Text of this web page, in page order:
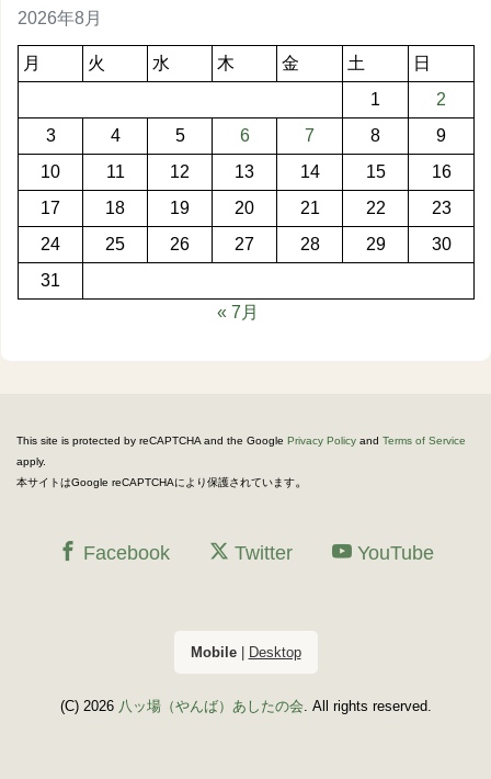
2026年8月
月 火 水 木 金 土
日
1
2
3
4 5 6 7 8
9
10
11 12 13 14 15
16
17
18 19 20 21 22
23
24
25 26 27 28 29
30
31
« 7月
This site is protected by reCAPTCHA and the Google Privacy Policy and Terms of Service
apply.
本サイトはGoogle reCAPTCHAにより保護されています。
Facebook Twitter YouTube
Mobile| Desktop
(C) 2026 八ッ場（やんば）あしたの会. All rights reserved.